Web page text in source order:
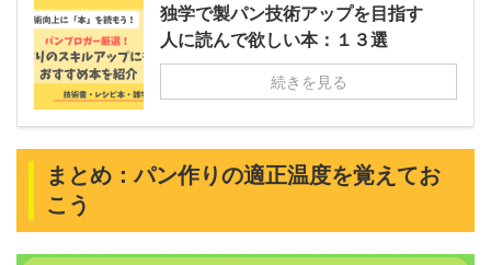
独学で製パン技術アップを目指す
人に読んで欲しい本：１３選
続きを見る
まとめ：パン作りの適正温度を覚えてお
こう